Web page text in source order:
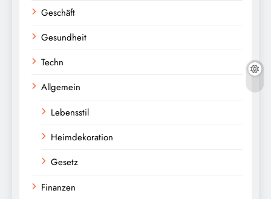
Geschäft
Gesundheit
Techn
Allgemein
Lebensstil
Heimdekoration
Gesetz
Finanzen